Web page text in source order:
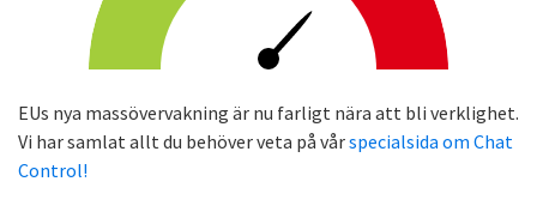
EUs nya massövervakning är nu farligt nära att bli verklighet.
Vi har samlat allt du behöver veta på vårspecialsida om Chat
Control!